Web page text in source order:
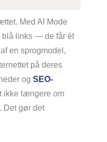
Med AI Mode
blå links — de får ét
en sprogmodel,
på deres
og SEO-
ikke længere om
Det gør det